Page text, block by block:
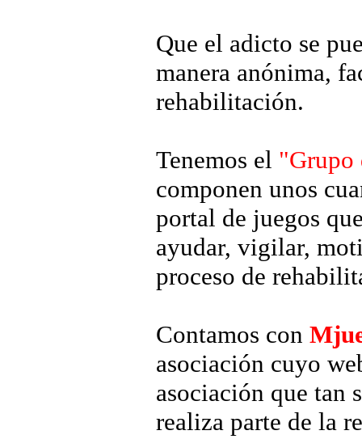
Que el adicto se
manera anónima,
rehabilitación.
Tenemos el "Grupo
componen unos
portal de juegos
ayudar, vigilar,
proceso de
Contamos con
asociación cuyo
asociación que tan
realiza parte de la